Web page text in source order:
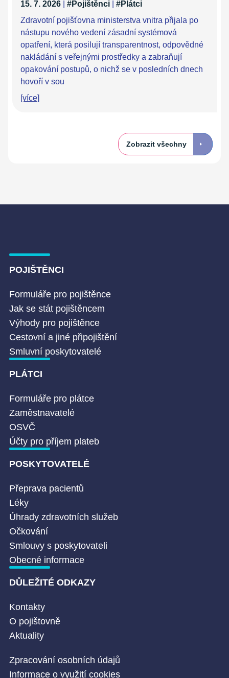
15. 7. 2026 #Pojištěnci
#Plátci
Zdravotní pojišťovna ministerstva vnitra přijala po
nástupu nového vedení zásadní systémová
opatření, která posilují transparentnost, odpovědné
nakládání s veřejnými prostředky a zabraňují
opakování postupů, o nichž se v posledních dnech
hovoří v sou
[více]
Zobrazit všechny
POJIŠTĚNCI
Formuláře pro pojištěnce
Jak se stát pojištěncem
Výhody pro pojištěnce
Cestovní a jiné připojištění
Smluvní poskytovatelé
PLÁTCI
Formuláře pro plátce
Zaměstnavatelé
OSVČ
Účty pro příjem plateb
POSKYTOVATELÉ
Přeprava pacientů
Léky
Úhrady zdravotních služeb
Očkování
Smlouvy s poskytovateli
Obecné informace
DŮLEŽITÉ ODKAZY
Kontakty
O pojištovně
Aktuality
Zpracování osobních údajů
Informace o využití cookies